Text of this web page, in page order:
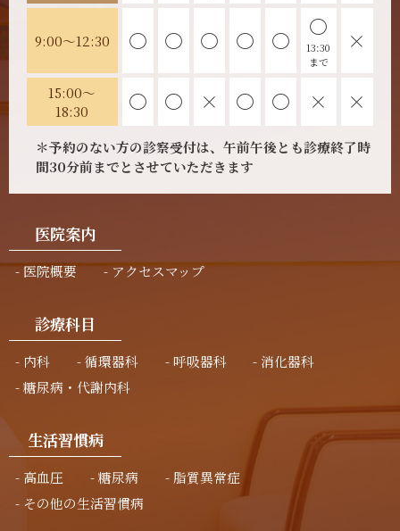
9:00～12:30 〇 〇 〇 〇 〇
〇
13:30
まで
×
15:00～
18:30
〇 〇 × 〇 〇 × ×
＊予約のない方の診察受付は、午前午後とも診療終了時
間30分前までとさせていただきます
医院案内
医院概要 アクセスマップ
診療科目
内科 循環器科 呼吸器科
消化器科
糖尿病・代謝内科
生活習慣病
高血圧 糖尿病
脂質異常症
その他の生活習慣病